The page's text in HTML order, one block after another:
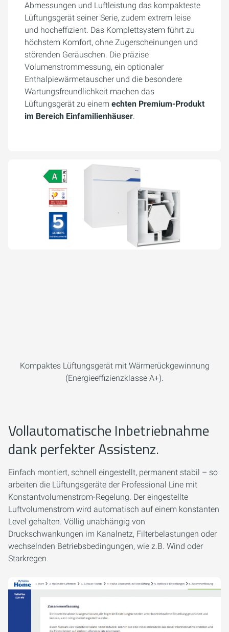
Abmessungen und Luftleistung das kompakteste
Lüftungsgerät seiner Serie, zudem extrem leise
und hocheffizient. Das Komplettsystem führt zu
höchstem Komfort, ohne Zugerscheinungen und
störenden Geräuschen. Die präzise
Volumenstrommessung, ein optionaler
Enthalpiewärmetauscher und die besondere
Wartungsfreundlichkeit machen das
Lüftungsgerät zu einem echten Premium-Produkt
im Bereich Einfamilienhäuser.
Kompaktes Lüftungsgerät mit Wärmerückgewinnung
(Energieeffizienzklasse A+).
Vollautomatische Inbetriebnahme
dank perfekter Assistenz.
Einfach montiert, schnell eingestellt, permanent stabil – so
arbeiten die Lüftungsgeräte der Professional Line mit
Konstantvolumenstrom-Regelung. Der eingestellte
Luftvolumenstrom wird automatisch auf einem konstanten
Level gehalten. Völlig unabhängig von
Druckschwankungen im Kanalnetz, Filterbelastungen oder
wechselnden Betriebsbedingungen, wie z.B. Wind oder
Starkregen.